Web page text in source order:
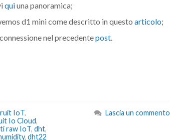
quiuna panoramica;
d1 mini come descritto in questo articolo;
nel precedentepost.
IoT,
Io Cloud,
raw IoT, dht,
, dht22
Lascia un commento